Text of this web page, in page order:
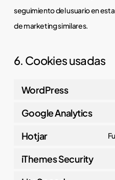
seguimiento del usuario en
de marketing similares.
6. Cookies usadas
WordPress
Google Analytics
Hotjar
iThemes Security